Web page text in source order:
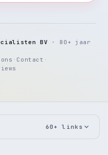
BV
· 80+ jaar
· Contact ·
60+ links